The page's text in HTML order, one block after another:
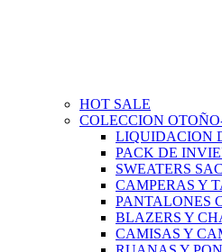
HOT SALE
COLECCION
LIQUIDACION
PACK DE
SWEATERS
CAMPERAS Y
PANTALONES
BLAZERS Y
CAMISAS Y